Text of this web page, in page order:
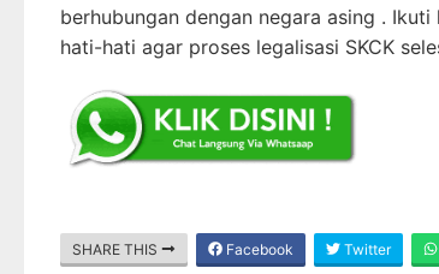
berhubungan dengan negara asing .
hati-hati agar proses legalisasi SKCK
SHARE THIS Facebook Twitter